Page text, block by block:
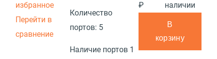
избранное
Перейти в
сравнение
Количество
портов: 5
Наличие портов 1
₽
наличии
В
корзину